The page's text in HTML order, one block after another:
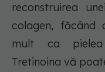
reconstruirea
colagen, făcând
mult ca pielea
Tretinoina vă